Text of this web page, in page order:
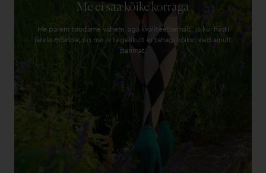
Me ei saa kõike korraga
Me parem toodame vähem, aga kvaliteetsemalt. Ja kui hästi
järele mõelda, siis me ju tegelikult ei tahagi kõike, vaid ainult
parimat.